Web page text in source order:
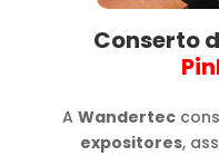
Conserto
AWandertec
expositores,